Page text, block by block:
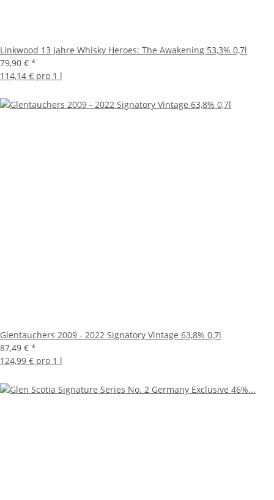
Linkwood 13 Jahre Whisky Heroes: The Awakening 53,3% 0,7l
79,90 € *
114,14 € pro 1 l
Glentauchers 2009 - 2022 Signatory Vintage 63,8% 0,7l
87,49 € *
124,99 € pro 1 l